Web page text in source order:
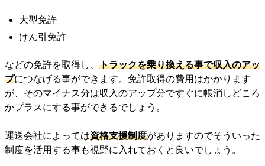
大型免許
けん引免許
などの免許を取得し、 トラックを乗り換える事で収入のアッ
プにつなげる事ができます。免許取得の費用はかかります
が、そのマイナス分は収入のアップ分ですぐに帳消しどころ
かプラスにする事ができるでしょう。
運送会社によっては資格支援制度がありますのでそういった
制度を活用する事も視野に入れておくと良いでしょう。